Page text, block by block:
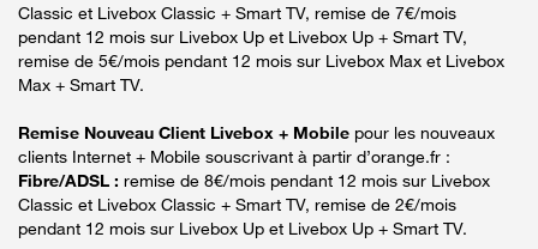
Classic et Livebox Classic + Smart TV, remise de 7€/mois
pendant 12 mois sur Livebox Up et Livebox Up + Smart TV,
remise de 5€/mois pendant 12 mois sur Livebox Max et Livebox
Max + Smart TV.
Remise Nouveau Client Livebox + Mobile pour les nouveaux
clients Internet + Mobile souscrivant à partir d’orange.fr :
Fibre/ADSL : remise de 8€/mois pendant 12 mois sur Livebox
Classic et Livebox Classic + Smart TV, remise de 2€/mois
pendant 12 mois sur Livebox Up et Livebox Up + Smart TV.